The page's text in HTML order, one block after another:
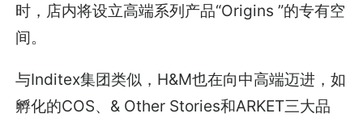
时，店内将设立高端系列产品“Origins ”的专有空
间。
与Inditex集团类似，H&M也在向中高端迈进，如
孵化的COS、& Other Stories和ARKET三大品